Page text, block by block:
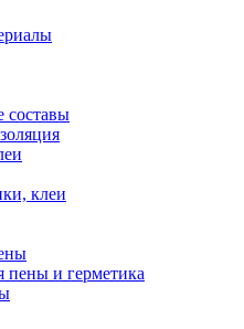
составы
клеи
пены и герметика